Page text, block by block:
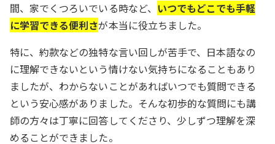
間、家でくつろいでいる時など、 いつでもどこでも手軽
に学習できる便利さが本当に役立ちました。
特に、約款などの独特な言い回しが苦手で、日本語なの
に理解できないという情けない気持ちになることもあり
ましたが、わからないことがあればいつでも質問できる
という安心感がありました。そんな初歩的な質問にも講
師の方々は丁寧に回答してくださり、少しずつ理解を深
めることができました。